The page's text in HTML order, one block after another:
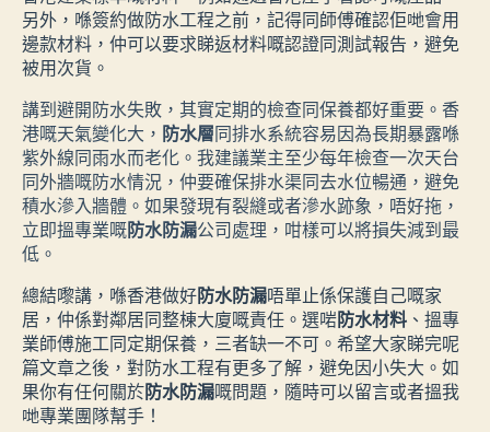
另外，喺簽約做防水工程之前，記得同師傅確認佢哋會用
邊款材料，仲可以要求睇返材料嘅認證同測試報告，避免
被用次貨。
講到避開防水失敗，其實定期的檢查同保養都好重要。香
港嘅天氣變化大， 防水層同排水系統容易因為長期暴露喺
紫外線同雨水而老化。我建議業主至少每年檢查一次天台
同外牆嘅防水情況，仲要確保排水渠同去水位暢通，避免
積水滲入牆體。如果發現有裂縫或者滲水跡象，唔好拖，
立即搵專業嘅防水防漏公司處理，咁樣可以將損失減到最
低。
總結嚟講，喺香港做好防水防漏唔單止係保護自己嘅家
居，仲係對鄰居同整棟大廈嘅責任。選啱防水材料 、搵專
業師傅施工同定期保養，三者缺一不可。希望大家睇完呢
篇文章之後，對防水工程有更多了解，避免因小失大。如
果你有任何關於防水防漏嘅問題，隨時可以留言或者搵我
哋專業團隊幫手！